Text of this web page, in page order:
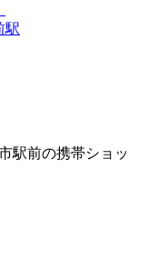
駅
駅前の携帯ショッ